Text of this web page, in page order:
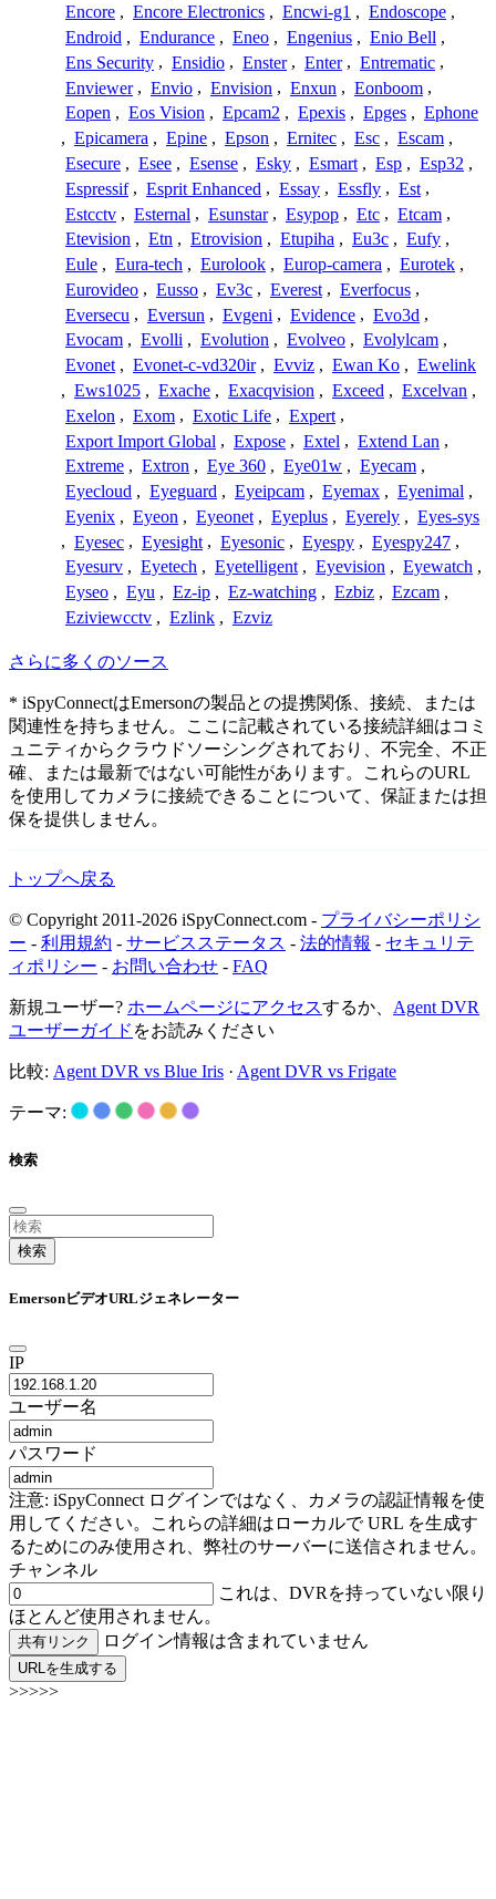
Encore , Encore Electronics , Encwi-g1 , Endoscope ,
Endroid , Endurance , Eneo , Engenius , Enio Bell ,
Ens Security , Ensidio , Enster , Enter , Entrematic ,
Enviewer , Envio , Envision , Enxun , Eonboom ,
Eopen , Eos Vision , Epcam2 , Epexis , Epges , Ephone
, Epicamera , Epine , Epson , Ernitec , Esc , Escam ,
Esecure , Esee , Esense , Esky , Esmart , Esp , Esp32 ,
Espressif , Esprit Enhanced , Essay , Essfly , Est ,
Estcctv , Esternal , Esunstar , Esypop , Etc , Etcam ,
Etevision , Etn , Etrovision , Etupiha , Eu3c , Eufy ,
Eule , Eura-tech , Eurolook , Europ-camera , Eurotek ,
Eurovideo , Eusso , Ev3c , Everest , Everfocus ,
Eversecu , Eversun , Evgeni , Evidence , Evo3d ,
Evocam , Evolli , Evolution , Evolveo , Evolylcam ,
Evonet , Evonet-c-vd320ir , Evviz , Ewan Ko , Ewelink
, Ews1025 , Exache , Exacqvision , Exceed , Excelvan ,
Exelon , Exom , Exotic Life , Expert ,
Export Import Global , Expose , Extel , Extend Lan ,
Extreme , Extron , Eye 360 , Eye01w , Eyecam ,
Eyecloud , Eyeguard , Eyeipcam , Eyemax , Eyenimal ,
Eyenix , Eyeon , Eyeonet , Eyeplus , Eyerely , Eyes-sys
, Eyesec , Eyesight , Eyesonic , Eyespy , Eyespy247 ,
Eyesurv , Eyetech , Eyetelligent , Eyevision , Eyewatch ,
Eyseo , Eyu , Ez-ip , Ez-watching , Ezbiz , Ezcam ,
Eziviewcctv , Ezlink , Ezviz
さらに多くのソース
* iSpyConnectはEmersonの製品との提携関係、接続、または
関連性を持ちません。ここに記載されている接続詳細はコミ
ュニティからクラウドソーシングされており、不完全、不正
確、または最新ではない可能性があります。これらのURL
を使用してカメラに接続できることについて、保証または担
保を提供しません。
トップへ戻る
© Copyright 2011-2026 iSpyConnect.com - プライバシーポリシ
ー - 利用規約 - サービスステータス - 法的情報 - セキュリテ
ィポリシー - お問い合わせ - FAQ
新規ユーザー? ホームページにアクセスするか、 Agent DVR
ユーザーガイド をお読みください
比較: Agent DVR vs Blue Iris · Agent DVR vs Frigate
テーマ:
検索
検索
EmersonビデオURLジェネレーター
IP
ユーザー名
パスワード
注意: iSpyConnect ログインではなく、カメラの認証情報を使
用してください。これらの詳細はローカルで URL を生成す
るためにのみ使用され、弊社のサーバーに送信されません。
チャンネル
これは、DVRを持っていない限り
ほとんど使用されません。
共有リンク ログイン情報は含まれていません
URLを生成する
>>>>>